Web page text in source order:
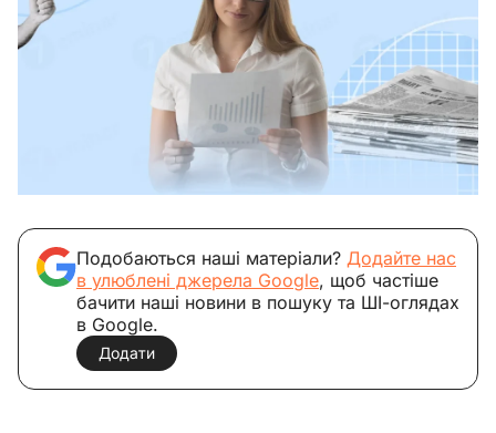
Подобаються наші матеріали? Додайте нас
в улюблені джерела Google, щоб частіше
бачити наші новини в пошуку та ШІ-оглядах
в Google.
Додати